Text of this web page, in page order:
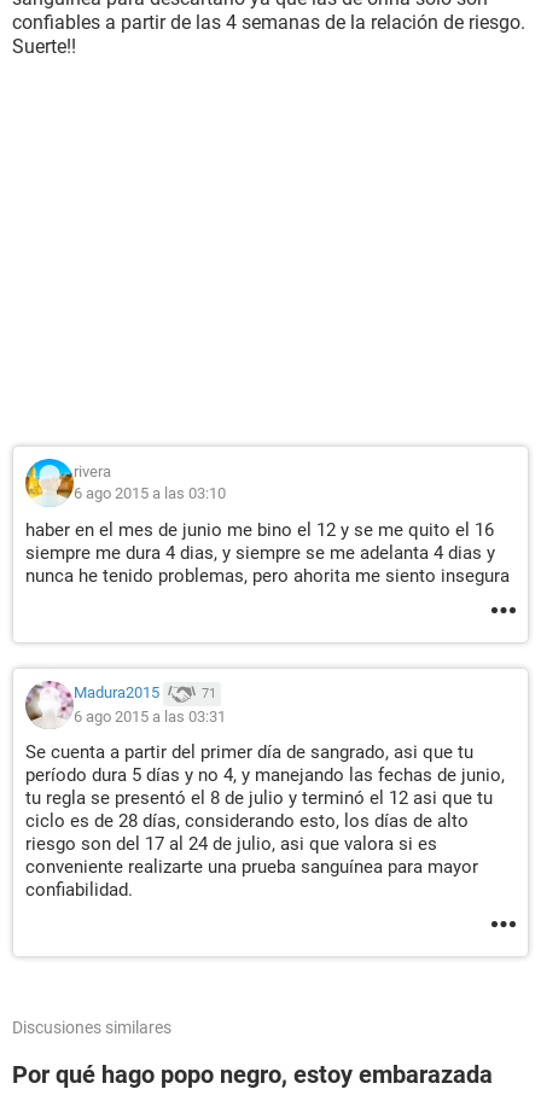
confiables a partir de las 4 semanas de la relación de riesgo.
Suerte!!
rivera
6 ago 2015 a las 03:10
haber en el mes de junio me bino el 12 y se me quito el 16
siempre me dura 4 dias, y siempre se me adelanta 4 dias y
nunca he tenido problemas, pero ahorita me siento insegura
Madura2015 71
6 ago 2015 a las 03:31
Se cuenta a partir del primer día de sangrado, asi que tu
período dura 5 días y no 4, y manejando las fechas de junio,
tu regla se presentó el 8 de julio y terminó el 12 asi que tu
ciclo es de 28 días, considerando esto, los días de alto
riesgo son del 17 al 24 de julio, asi que valora si es
conveniente realizarte una prueba sanguínea para mayor
confiabilidad.
Discusiones similares
Por qué hago popo negro, estoy embarazada